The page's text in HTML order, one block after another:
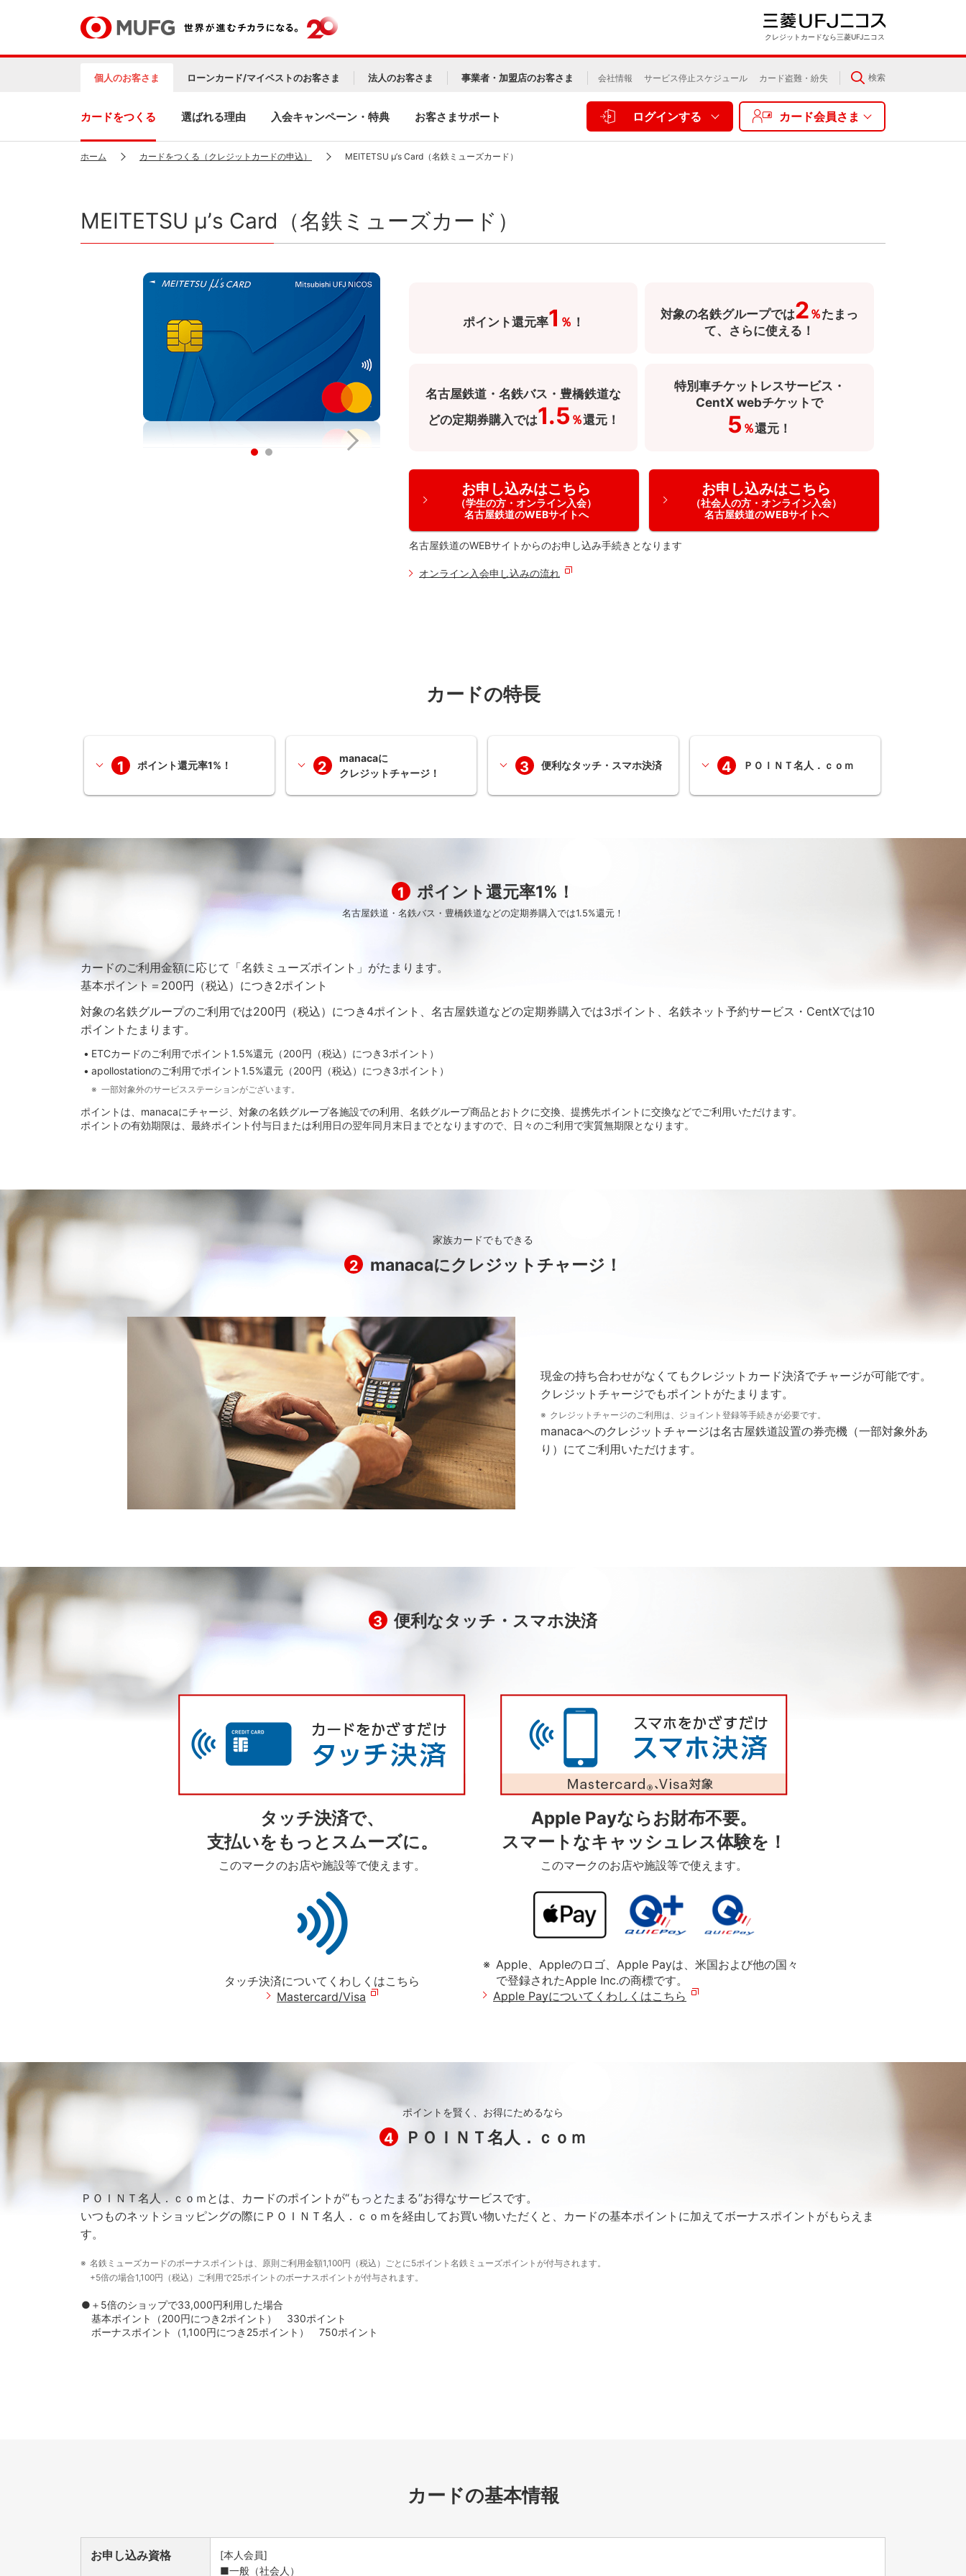
クレジットカードなら三菱UFJニコス
個人のお客さま ローンカード/マイベストのお客さま 法人のお客さま 事業者・加盟店のお客さま 会社情報 サービス停止スケジュール カード盗難・紛失 検索
カードをつくる 選ばれる理由 入会キャンペーン・特典 お客さまサポート ログインする カード会員さま
ホーム カードをつくる（クレジットカードの申込） MEITETSU μ’s Card（名鉄ミューズカード）
MEITETSU μ’s Card（名鉄ミューズカード）
ポイント還元率1 ％ ！
対象の名鉄グループでは2 ％たまっ
て、さらに使える！
名古屋鉄道・名鉄バス・豊橋鉄道な
どの定期券購入では1.5 ％還元！
特別車チケットレスサービス・
CentX webチケットで
5 ％還元！
お申し込みはこちら
（学生の方・オンライン入会）
名古屋鉄道のWEBサイトへ
お申し込みはこちら
（社会人の方・オンライン入会）
名古屋鉄道のWEBサイトへ
名古屋鉄道のWEBサイトからのお申し込み手続きとなります
オンライン入会申し込みの流れ
カードの特長
1 ポイント還元率1%！ 2
manacaに
クレジットチャージ！
3 便利なタッチ・スマホ決済 4 ＰＯＩＮＴ名人．ｃｏｍ
1 ポイント還元率1%！
名古屋鉄道・名鉄バス・豊橋鉄道などの定期券購入では1.5%還元！
カードのご利用金額に応じて「名鉄ミューズポイント」がたまります。
基本ポイント＝200円（税込）につき2ポイント
対象の名鉄グループのご利用では200円（税込）につき4ポイント、名古屋鉄道などの定期券購入では3ポイント、名鉄ネット予約サービス・CentXでは10
ポイントたまります。
ETCカードのご利用でポイント1.5%還元（200円（税込）につき3ポイント）
apollostationのご利用でポイント1.5%還元（200円（税込）につき3ポイント）
一部対象外のサービスステーションがございます。
ポイントは、manacaにチャージ、対象の名鉄グループ各施設での利用、名鉄グループ商品とおトクに交換、提携先ポイントに交換などでご利用いただけます。
ポイントの有効期限は、最終ポイント付与日または利用日の翌年同月末日までとなりますので、日々のご利用で実質無期限となります。
家族カードでもできる
2 manacaにクレジットチャージ！
現金の持ち合わせがなくてもクレジットカード決済でチャージが可能です。
クレジットチャージでもポイントがたまります。
クレジットチャージのご利用は、ジョイント登録等手続きが必要です。
manacaへのクレジットチャージは名古屋鉄道設置の券売機（一部対象外あ
り）にてご利用いただけます。
3 便利なタッチ・スマホ決済
タッチ決済で、
支払いをもっとスムーズに。
このマークのお店や施設等で使えます。
タッチ決済についてくわしくはこちら
Mastercard/Visa
Apple Payならお財布不要。
スマートなキャッシュレス体験を！
このマークのお店や施設等で使えます。
Apple、Appleのロゴ、Apple Payは、米国および他の国々
で登録されたApple Inc.の商標です。
Apple Payについてくわしくはこちら
ポイントを賢く、お得にためるなら
4 ＰＯＩＮＴ名人．ｃｏｍ
ＰＯＩＮＴ名人．ｃｏｍとは、カードのポイントが“もっとたまる”お得なサービスです。
いつものネットショッピングの際にＰＯＩＮＴ名人．ｃｏｍを経由してお買い物いただくと、カードの基本ポイントに加えてボーナスポイントがもらえま
す。
名鉄ミューズカードのボーナスポイントは、原則ご利用金額1,100円（税込）ごとに5ポイント名鉄ミューズポイントが付与されます。
+5倍の場合1,100円（税込）ご利用で25ポイントのボーナスポイントが付与されます。
●＋5倍のショップで33,000円利用した場合
基本ポイント（200円につき2ポイント） 330ポイント
ボーナスポイント（1,100円につき25ポイント） 750ポイント
カードの基本情報
お申し込み資格
[本人会員]
■一般（社会人）